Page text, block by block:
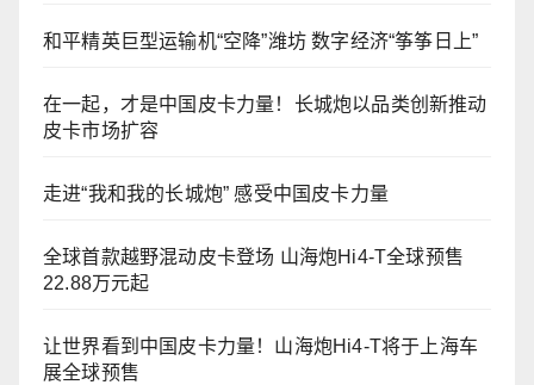
和平精英巨型运输机“空降”潍坊 数字经济“筝筝日上”
在一起，才是中国皮卡力量！长城炮以品类创新推动
皮卡市场扩容
走进“我和我的长城炮” 感受中国皮卡力量
全球首款越野混动皮卡登场 山海炮Hi4-T全球预售
22.88万元起
让世界看到中国皮卡力量！山海炮Hi4-T将于上海车
展全球预售